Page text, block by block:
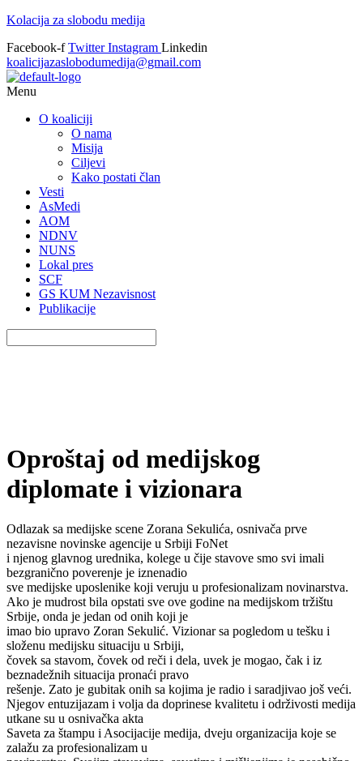
Kolacija za slobodu medija
Facebook-f Twitter Instagram Linkedin
koalicijazaslobodumedija@gmail.com
Menu
O koaliciji
O nama
Misija
Ciljevi
Kako postati član
Vesti
AsMedi
AOM
NDNV
NUNS
Lokal pres
SCF
GS KUM Nezavisnost
Publikacije
Oproštaj od medijskog
diplomate i vizionara
Odlazak sa medijske scene Zorana Sekulića, osnivača prve
nezavisne novinske agencije u Srbiji FoNet
i njenog glavnog urednika, kolege u čije stavove smo svi imali
bezgranično poverenje je iznenadio
sve medijske uposlenike koji veruju u profesionalizam novinarstva.
Ako je mudrost bila opstati sve ove godine na medijskom tržištu
Srbije, onda je jedan od onih koji je
imao bio upravo Zoran Sekulić. Vizionar sa pogledom u tešku i
složenu medijsku situaciju u Srbiji,
čovek sa stavom, čovek od reči i dela, uvek je mogao, čak i iz
beznadežnih situacija pronaći pravo
rešenje. Zato je gubitak onih sa kojima je radio i saradjivao još veći.
Njegov entuzijazam i volja da doprinese kvalitetu i održivosti medija
utkane su u osnivačka akta
Saveta za štampu i Asocijacije medija, dveju organizacija koje se
zalažu za profesionalizam u